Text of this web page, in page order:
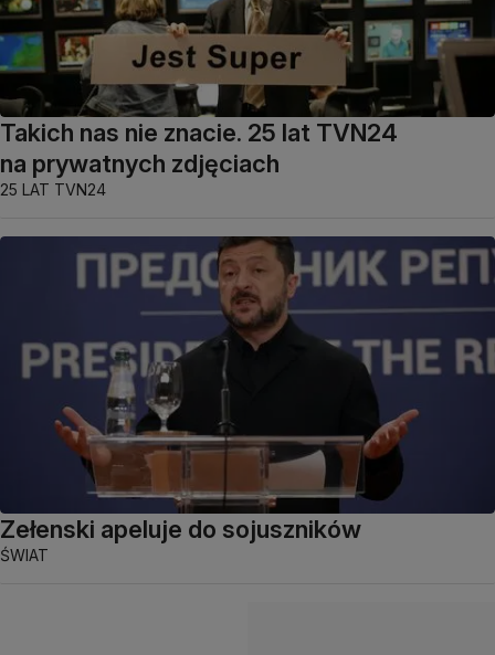
Takich nas nie znacie. 25 lat TVN24
na prywatnych zdjęciach
25 LAT TVN24
Zełenski apeluje do sojuszników
ŚWIAT